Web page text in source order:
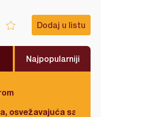
Dodaj u listu
Najpopularniji
osvežavajuća salata